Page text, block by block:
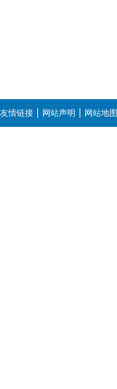
友情链接 网站声明 网站地图